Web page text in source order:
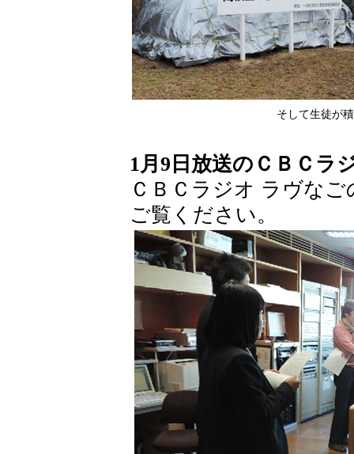
そして生徒が
1月9日放送のＣＢＣラ
ＣＢＣラジオ ラヴな
ご覧ください。